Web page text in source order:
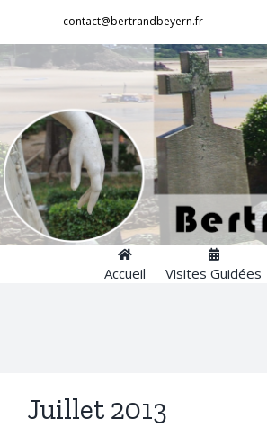
contenu
contact@bertrandbeyern.fr
Accueil Visites Guidées
Juillet 2013